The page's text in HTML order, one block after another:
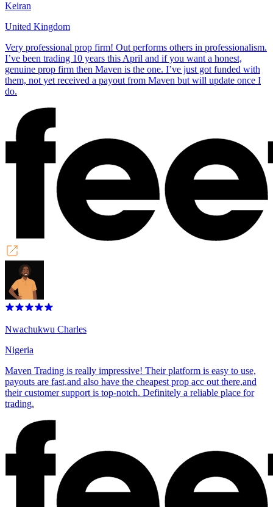
Keiran
United Kingdom
Very professional prop firm! Out performs others in professionalism.
I’ve been trading 10 years this April and if you want a honest,
genuine prop firm then Maven is the one. I’ve just got funded with
them, not yet received a payout from Maven but will update once I
do.
Nwachukwu Charles
Nigeria
Maven Trading is really impressive! Their platform is easy to use,
payouts are fast,and also have the cheapest prop acc out there,and
their customer support is top-notch. Definitely a reliable place for
trading.